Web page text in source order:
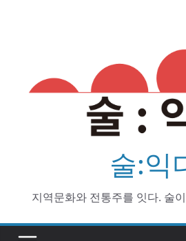
술:익
지역문화와 전통주를 잇다. 술